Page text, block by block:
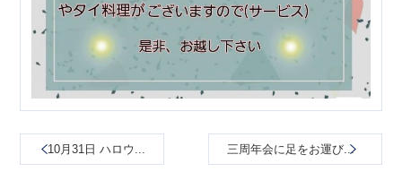
10月31日 ハロウ... 三周年会に足をお運び...